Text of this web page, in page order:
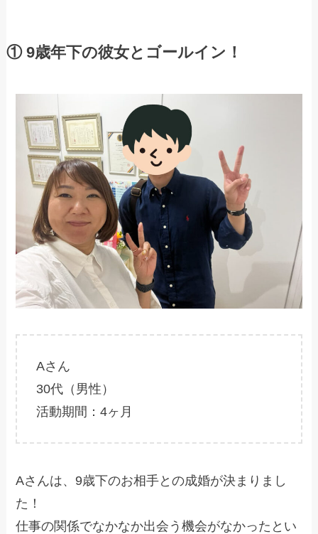
① 9歳年下の彼女とゴールイン！
Aさん
30代（男性）
活動期間：4ヶ月
Aさんは、9歳下のお相手との成婚が決まりまし
た！
仕事の関係でなかなか出会う機会がなかったとい